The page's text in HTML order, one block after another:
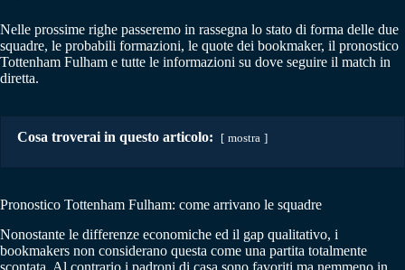
Nelle prossime righe passeremo in rassegna lo stato di forma delle due
squadre, le probabili formazioni, le quote dei bookmaker, il pronostico
Tottenham Fulham e tutte le informazioni su dove seguire il match in
diretta.
Cosa troverai in questo articolo: mostra
Pronostico Tottenham Fulham: come arrivano le squadre
Nonostante le differenze economiche ed il gap qualitativo, i
bookmakers non considerano questa come una partita totalmente
scontata. Al contrario i padroni di casa sono favoriti ma nemmeno in